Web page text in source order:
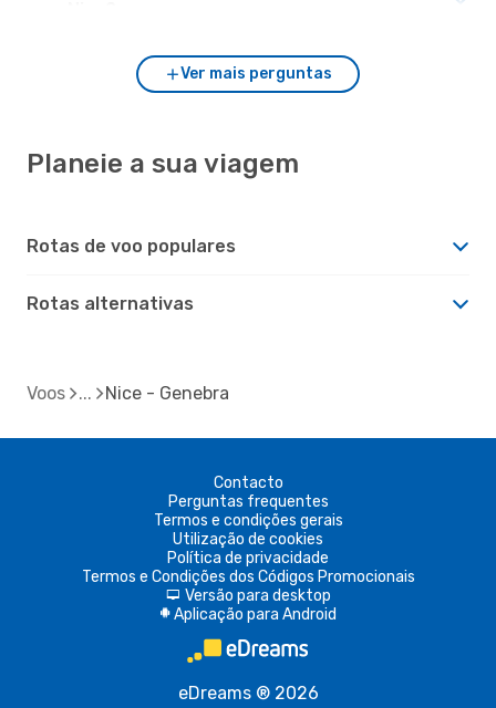
Ver mais perguntas
Planeie a sua viagem
Rotas de voo populares
Rotas alternativas
Voos Nice - Genebra
Contacto
Perguntas frequentes
Termos e condições gerais
Utilização de cookies
Política de privacidade
Termos e Condições dos Códigos Promocionais
d Versão para desktop
A Aplicação para Android
eDreams ® 2026